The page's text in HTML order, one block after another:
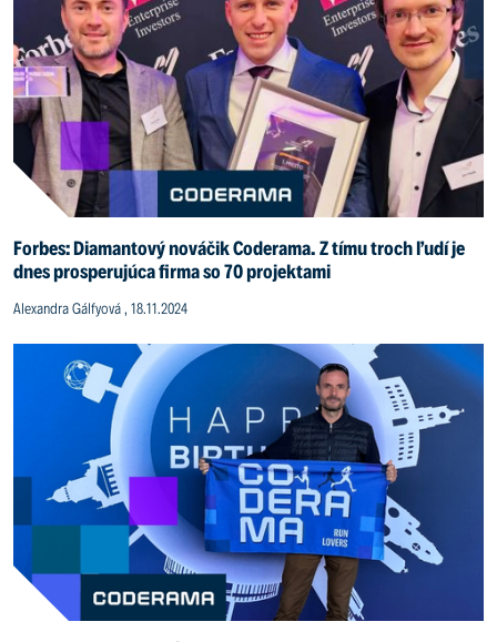
Forbes: Diamantový nováčik Coderama. Z tímu troch ľudí je
dnes prosperujúca firma so 70 projektami
Alexandra Gálfyová , 18.11.2024